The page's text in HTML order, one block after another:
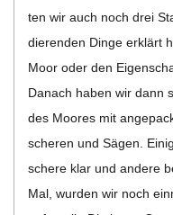
ten wir auch noch drei
die­ren­den Dinge erklärt
Moor oder den
Danach haben wir dann
des Moo­res mit
sche­ren und Sägen.
schere klar und andere
Mal, wur­den wir noch